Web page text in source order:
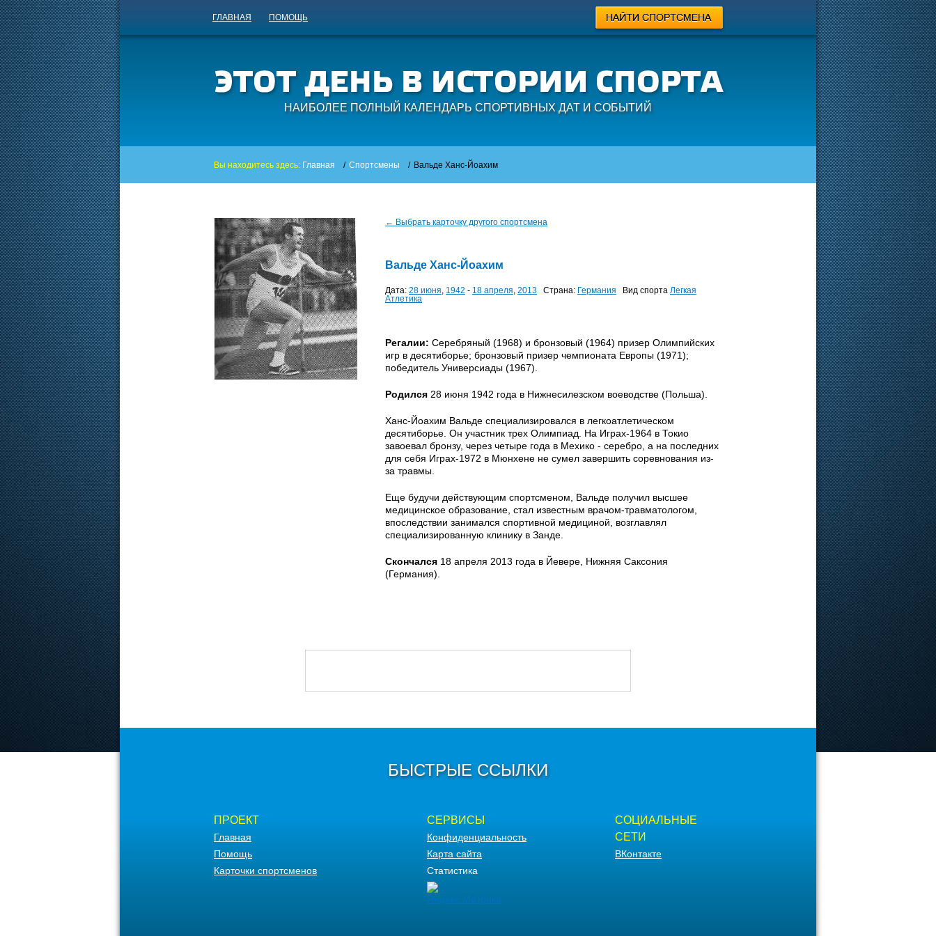
ГЛАВНАЯ ПОМОЩЬ
НАИБОЛЕЕ ПОЛНЫЙ КАЛЕНДАРЬ СПОРТИВНЫХ ДАТ И СОБЫТИЙ
Вы находитесь здесь: Главная / Спортсмены / Вальде Ханс-Йоахим
← Выбрать карточку другого спортсмена
Вальде Ханс-Йоахим
Дата: 28 июня, 1942 - 18 апреля, 2013 Страна: Германия Вид спорта Легкая
Атлетика
Регалии: Серебряный (1968) и бронзовый (1964) призер Олимпийских
игр в десятиборье; бронзовый призер чемпионата Европы (1971);
победитель Универсиады (1967).
Родился 28 июня 1942 года в Нижнесилезском воеводстве (Польша).
Ханс-Йоахим Вальде специализировался в легкоатлетическом
десятиборье. Он участник трех Олимпиад. На Играх-1964 в Токио
завоевал бронзу, через четыре года в Мехико - серебро, а на последних
для себя Играх-1972 в Мюнхене не сумел завершить соревнования из-
за травмы.
Еще будучи действующим спортсменом, Вальде получил высшее
медицинское образование, стал известным врачом-травматологом,
впоследствии занимался спортивной медициной, возглавлял
специализированную клинику в Занде.
Скончался 18 апреля 2013 года в Йевере, Нижняя Саксония
(Германия).
БЫСТРЫЕ ССЫЛКИ
ПРОЕКТ
Главная
Помощь
Карточки спортсменов
СЕРВИСЫ
Конфиденциальность
Карта сайта
Статистика
СОЦИАЛЬНЫЕ
СЕТИ
ВКонтакте